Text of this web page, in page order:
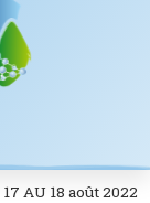
AU 18 août 2022